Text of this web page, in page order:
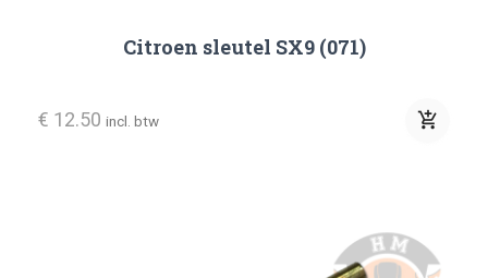
Citroen sleutel SX9 (071)
€ 12.50 incl. btw add_shopping_cart